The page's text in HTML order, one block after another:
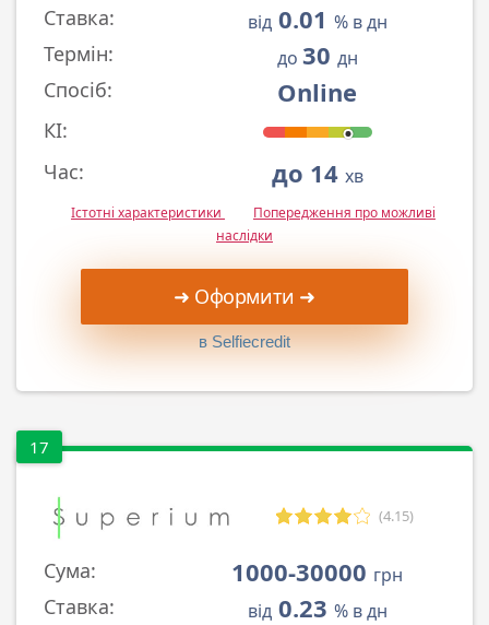
Ставка: від0.01 % в дн
Термін: до 30 дн
Спосіб: Online
КІ:
Час:
до 14 хв
Істотні характеристики
Попередження про можливі
наслідки
➜ Оформити ➜
в Selfiecredit
17
(4.15)
Сума: 1000-30000 грн
Ставка: від0.23 % в дн